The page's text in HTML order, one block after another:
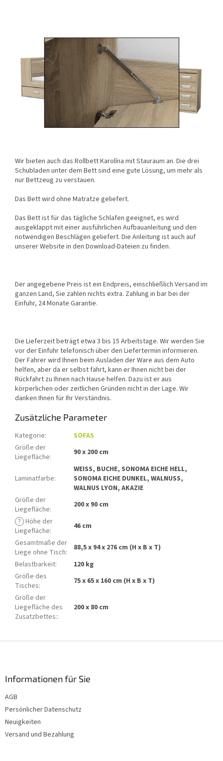
Wir bieten auch das Rollbett Karolína mit Stauraum an. Die drei
Schubladen unter dem Bett sind eine gute Lösung, um mehr als
nur Bettzeug zu verstauen.
Das Bett wird ohne Matratze geliefert.
Das Bett ist für das tägliche Schlafen geeignet, es wird
ausgeklappt mit einer ausführlichen Aufbauanleitung und den
notwendigen Beschlägen geliefert. Die Anleitung ist auch auf
unserer Website in den Download-Dateien zu finden.
Der angegebene Preis ist ein Endpreis, einschließlich Versand im
ganzen Land, Sie zahlen nichts extra. Zahlung in bar bei der
Einfuhr, 24 Monate Garantie.
Die Lieferzeit beträgt etwa 3 bis 15 Arbeitstage. Wir werden Sie
vor der Einfuhr telefonisch über den Liefertermin informieren.
Der Fahrer wird Ihnen beim Ausladen der Ware aus dem Auto
helfen, aber da er selbst fährt, kann er Ihnen nicht bei der
Rückfahrt zu Ihnen nach Hause helfen. Dazu ist er aus
körperlichen oder zeitlichen Gründen nicht in der Lage. Wir
danken Ihnen für Ihr Verständnis.
Zusätzliche Parameter
Kategorie:
SOFAS
Größe der
Liegefläche: 90 x 200 cm
Laminatfarbe:
WEISS, BUCHE, SONOMA EICHE HELL,
SONOMA EICHE DUNKEL, WALNUSS,
WALNUS LYON, AKAZIE
Größe der
Liegefläche:
200 x 90 cm
? Höhe der
Liegefläche:
46 cm
Gesamtmaße der
Liege ohne Tisch:
88,5 x 94 x 276 cm (H x B x T)
Belastbarkeit:
120 kg
Größe des
Tisches:
75 x 65 x 160 cm (H x B x T)
Größe der
Liegefläche des
Zusatzbettes::
200 x 80 cm
Informationen für Sie
AGB
Persönlicher Datenschutz
Neuigkeiten
Versand und Bezahlung